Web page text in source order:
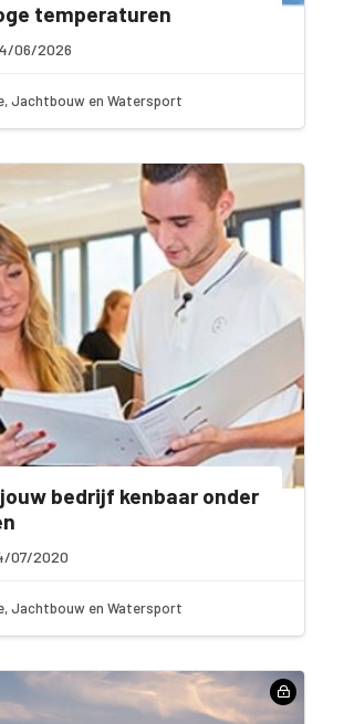
temperaturen
06/2026
Jachtbouw en Watersport
bedrijf kenbaar onder
07/2020
Jachtbouw en Watersport